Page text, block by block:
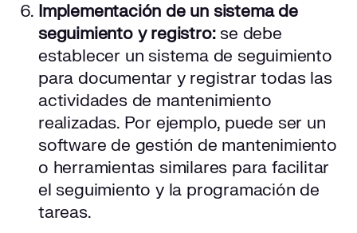
Implementación de un sistema de
seguimiento y registro: se debe
establecer un sistema de seguimiento
para documentar y registrar todas las
actividades de mantenimiento
realizadas. Por ejemplo, puede ser un
software de gestión de mantenimiento
o herramientas similares para facilitar
el seguimiento y la programación de
tareas.